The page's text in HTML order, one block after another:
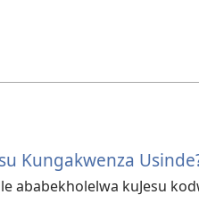
Kungakwenza
ababekholelwa kuJesu